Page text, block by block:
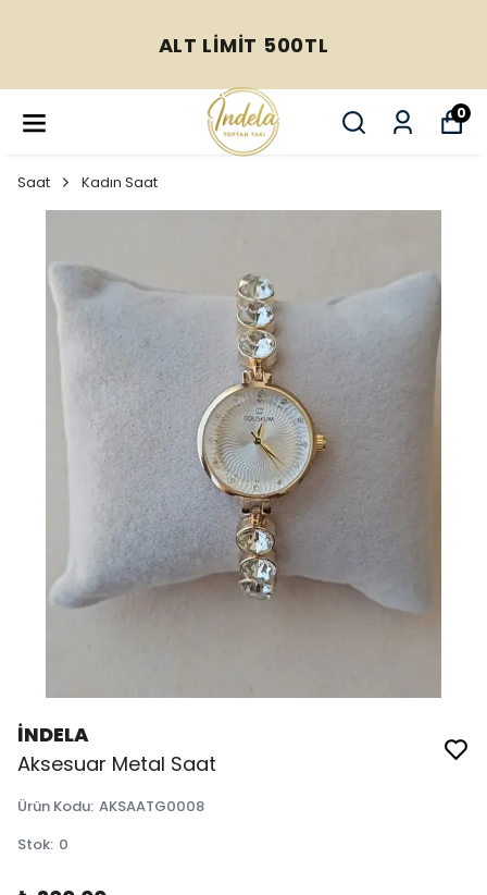
ALT LİMİT 500TL
0
Saat Kadın Saat
İNDELA
Aksesuar Metal Saat
Ürün Kodu: AKSAATG0008
Stok: 0